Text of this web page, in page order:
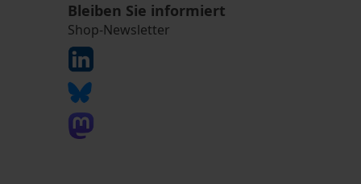
Bleiben Sie informiert
Shop-Newsletter